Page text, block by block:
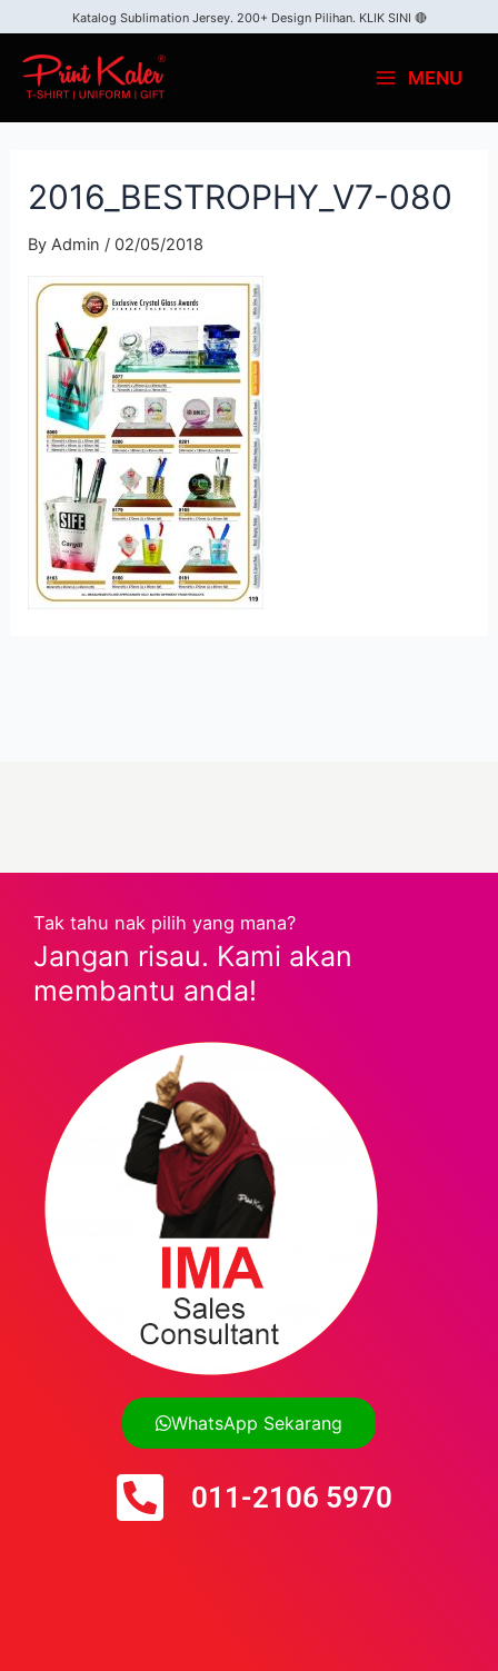
Katalog Sublimation Jersey. 200+ Design Pilihan. KLIK SINI 🔴
MENU
2016_BESTROPHY_V7-080
ByAdmin / 02/05/2018
Tak tahu nak pilih yang mana?
Jangan risau. Kami akan
membantu anda!
WhatsApp Sekarang
011-2106 5970